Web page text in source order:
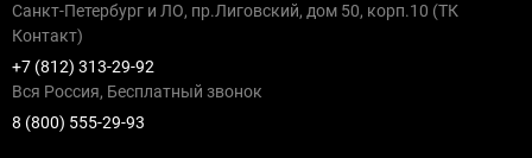
Санкт-Петербург и ЛО, пр.Лиговский, дом 50, корп.10 (ТК
Контакт)
+7 (812) 313-29-92
Вся Россия, Бесплатный звонок
8 (800) 555-29-93